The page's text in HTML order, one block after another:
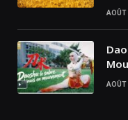
AOÛT
AOÛT